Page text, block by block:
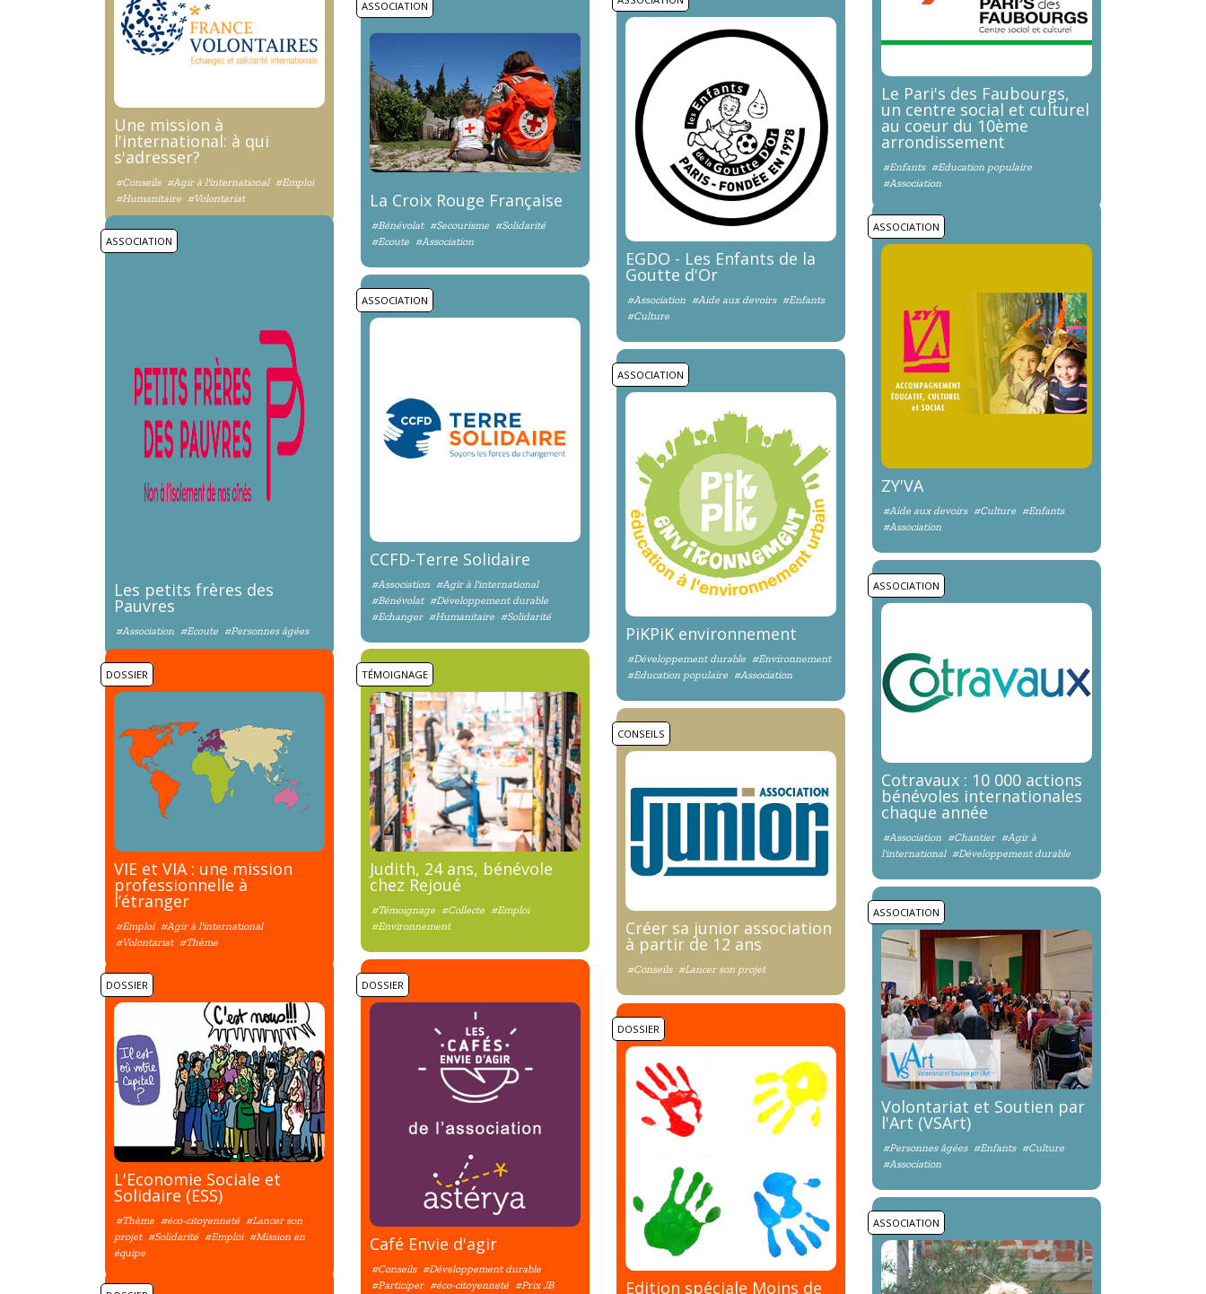
Le Pari's des Faubourgs,
un centre social et culturel
au coeur du 10ème
arrondissement
#Enfants #Education populaire
#Association
Une mission à
l'international: à qui
s'adresser?
#Conseils #Agir à l'international #Emploi
#Humanitaire #Volontariat
EGDO - Les Enfants de la
Goutte d'Or
#Association #Aide aux devoirs #Enfants
#Culture
ASSOCIATION
La Croix Rouge Française
#Bénévolat #Secourisme #Solidarité
#Ecoute #Association
ASSOCIATION
ZY'VA
#Aide aux devoirs #Culture #Enfants
#Association
ASSOCIATION
Les petits frères des
Pauvres
#Association #Ecoute #Personnes âgées
ASSOCIATION
CCFD-Terre Solidaire
#Association #Agir à l'international
#Bénévolat #Développement durable
#Echanger #Humanitaire #Solidarité
ASSOCIATION
PiKPiK environnement
#Développement durable #Environnement
#Education populaire #Association
ASSOCIATION
Cotravaux : 10 000 actions
bénévoles internationales
chaque année
#Association #Chantier #Agir à
l'international #Développement durable
DOSSIER
VIE et VIA : une mission
professionnelle à
l’étranger
#Emploi #Agir à l'international
#Volontariat #Thème
TÉMOIGNAGE
Judith, 24 ans, bénévole
chez Rejoué
#Témoignage #Collecte #Emploi
#Environnement
CONSEILS
Créer sa junior association
à partir de 12 ans
#Conseils #Lancer son projet
ASSOCIATION
Volontariat et Soutien par
l'Art (VSArt)
#Personnes âgées #Enfants #Culture
#Association
DOSSIER
L'Economie Sociale et
Solidaire (ESS)
#Thème #éco-citoyenneté #Lancer son
projet #Solidarité #Emploi #Mission en
équipe
DOSSIER
Café Envie d'agir
#Conseils #Développement durable
#Participer #éco-citoyenneté #Prix JB
DOSSIER
Edition spéciale Moins de
ASSOCIATION